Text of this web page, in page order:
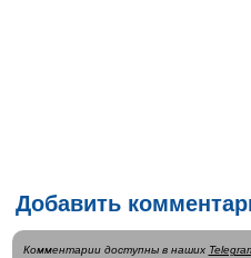
Добавить
Комментарии доступны в наших